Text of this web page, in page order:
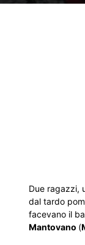
Due ragazzi,
dal tardo
facevano il
Mantovano (